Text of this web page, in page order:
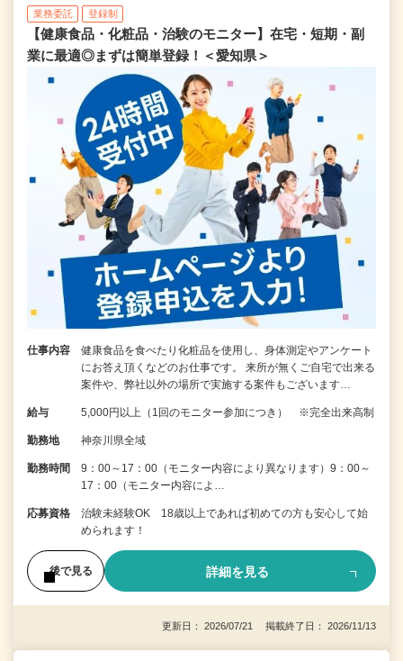
業務委託 登録制
【健康食品・化粧品・治験のモニター】在宅・短期・副
業に最適◎まずは簡単登録！＜愛知県＞
仕事内容
健康食品を食べたり化粧品を使用し、身体測定やアンケート
にお答え頂くなどのお仕事です。 来所が無くご自宅で出来る
案件や、弊社以外の場所で実施する案件もございます…
給与 5,000円以上（1回のモニター参加につき） ※完全出来高制
勤務地 神奈川県全域
勤務時間
9：00～17：00（モニター内容により異なります）9：00～
17：00（モニター内容によ…
応募資格
治験未経験OK 18歳以上であれば初めての方も安心して始
められます！
後で見る 詳細を見る
更新日： 2026/07/21 掲載終了日： 2026/11/13